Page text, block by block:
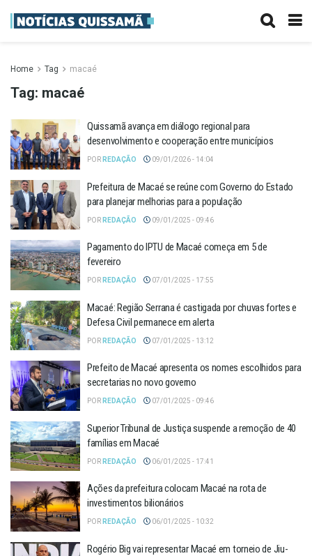
Home Tag macaé
Tag: macaé
Quissamã avança em diálogo regional para
desenvolvimento e cooperação entre municípios
POR REDAÇÃO 09/01/2026 - 14:04
Prefeitura de Macaé se reúne com Governo do Estado
para planejar melhorias para a população
POR REDAÇÃO 09/01/2025 - 09:46
Pagamento do IPTU de Macaé começa em 5 de
fevereiro
POR REDAÇÃO 07/01/2025 - 17:55
Macaé: Região Serrana é castigada por chuvas fortes e
Defesa Civil permanece em alerta
POR REDAÇÃO 07/01/2025 - 13:12
Prefeito de Macaé apresenta os nomes escolhidos para
secretarias no novo governo
POR REDAÇÃO 07/01/2025 - 09:46
Superior Tribunal de Justiça suspende a remoção de 40
famílias em Macaé
POR REDAÇÃO 06/01/2025 - 17:41
Ações da prefeitura colocam Macaé na rota de
investimentos bilionários
POR REDAÇÃO 06/01/2025 - 10:32
Rogério Big vai representar Macaé em torneio de Jiu-